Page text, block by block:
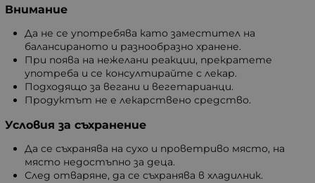
Внимание
Да не се употребява като заместител на
балансираното и разнообразно хранене.
При поява на нежелани реакции, прекратете
употреба и се консултирайте с лекар.
Подходящо за вегани и вегетарианци.
Продуктът не е лекарствено средство.
Условия за съхранение
Да се съхранява на сухо и проветриво място, на
място недостъпно за деца.
След отваряне, да се съхранява в хладилник.